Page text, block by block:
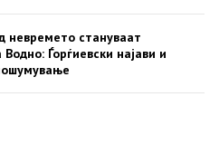
невремето стануваат
Ѓорѓиевски најави и